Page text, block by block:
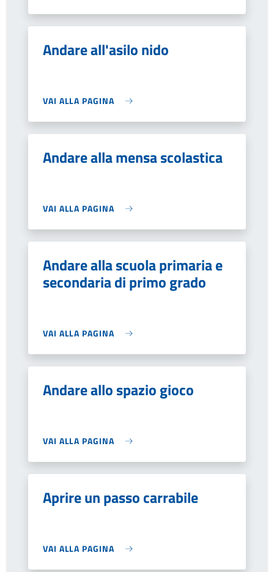
Andare all'asilo nido
VAI ALLA PAGINA
Andare alla mensa scolastica
VAI ALLA PAGINA
Andare alla scuola primaria e
secondaria di primo grado
VAI ALLA PAGINA
Andare allo spazio gioco
VAI ALLA PAGINA
Aprire un passo carrabile
VAI ALLA PAGINA